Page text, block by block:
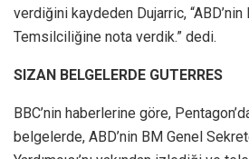
verdiğini kaydeden Dujarric,
Temsilciliğine nota verdik.” dedi.
SIZAN BELGELERDE GUTERRES
BBC’nin haberlerine göre,
belgelerde, ABD’nin BM Genel